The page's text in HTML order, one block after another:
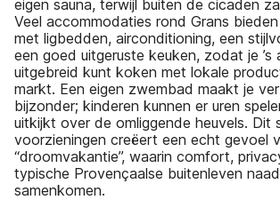
eigen sauna, terwijl buiten de cicaden
Veel accommodaties rond Grans
met ligbedden, airconditioning, een
een goed uitgeruste keuken, zodat je ’s
uitgebreid kunt koken met lokale
markt. Een eigen zwembad maakt je
bijzonder; kinderen kunnen er uren
uitkijkt over de omliggende heuvels. Dit
voorzieningen creëert een echt gevoel
“droomvakantie”, waarin comfort,
typische Provençaalse buitenleven
samenkomen.